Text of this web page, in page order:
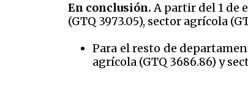
En conclusión.A partir del 1 de
(GTQ 3973.05), sector agrícola
Para el resto de
agrícola (GTQ 3686.86) y